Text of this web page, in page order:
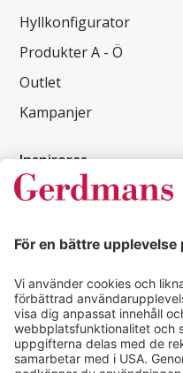
Hyllkonfigurator
Produkter A - Ö
Outlet
Kampanjer
Inspireras
Kundcase
Läsvärt
Kontakt
info@gerdmans.se
0433-740 80